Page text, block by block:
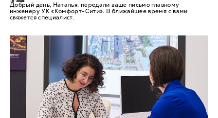
Добрый день, Наталья. передали ваше письмо главному
инженеру УК «Комфорт-Сити». В ближайшее время с вами
свяжется специалист.